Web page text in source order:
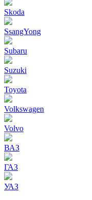
Skoda
SsangYong
Subaru
Suzuki
Toyota
Volkswagen
Volvo
ВАЗ
ГАЗ
УАЗ